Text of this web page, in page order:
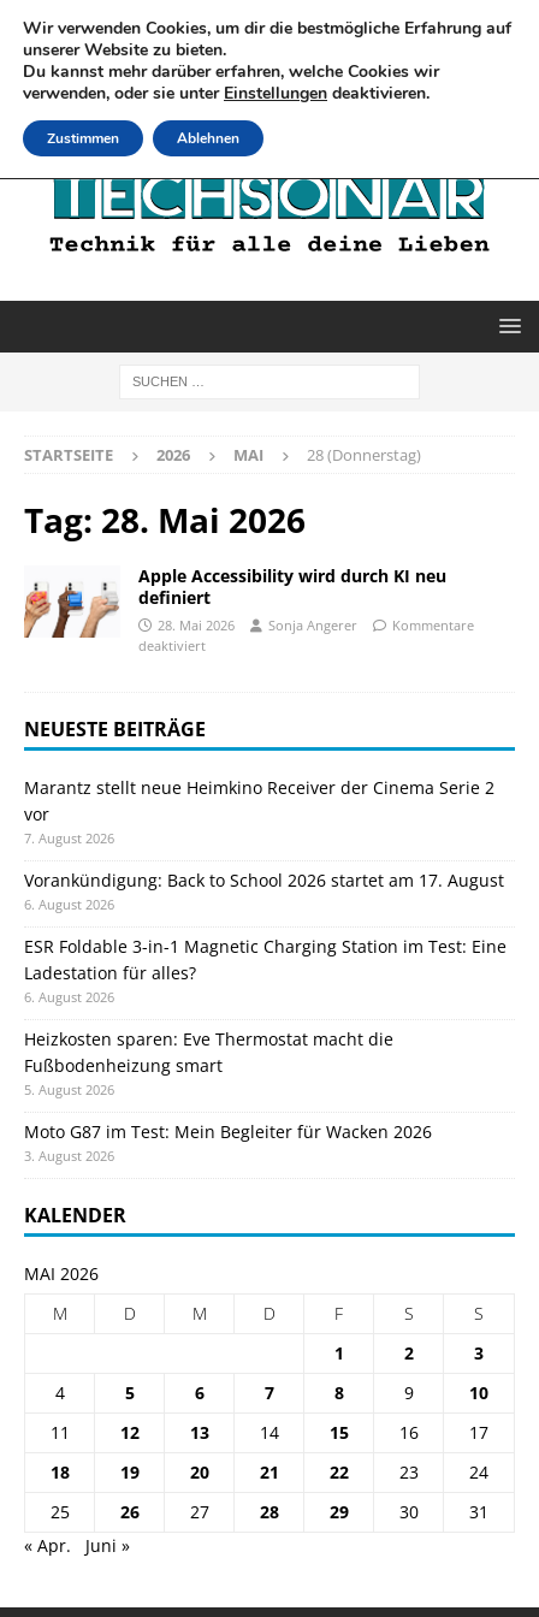
STARTSEITE 2026 MAI 28 (Donnerstag)
Tag: 28. Mai 2026
Apple Accessibility wird durch KI neu
definiert
28. Mai 2026 Sonja Angerer
Kommentare
deaktiviert
NEUESTE BEITRÄGE
Marantz stellt neue Heimkino Receiver der Cinema Serie 2
vor
7. August 2026
Vorankündigung: Back to School 2026 startet am 17. August
6. August 2026
ESR Foldable 3-in-1 Magnetic Charging Station im Test: Eine
Ladestation für alles?
6. August 2026
Heizkosten sparen: Eve Thermostat macht die
Fußbodenheizung smart
5. August 2026
Moto G87 im Test: Mein Begleiter für Wacken 2026
3. August 2026
KALENDER
MAI 2026
M
D M D F S
S
1
2
3
4
5 6 7 8 9
10
11
12 13 14 15 16
17
18
19 20 21 22 23
24
25
26 27 28 29 30
31
« Apr.
Juni »
Wir verwenden Cookies, um dir die bestmögliche Erfahrung auf
unserer Website zu bieten.
Du kannst mehr darüber erfahren, welche Cookies wir
verwenden, oder sie unter Einstellungen deaktivieren.
Zustimmen Ablehnen